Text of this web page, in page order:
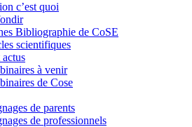
c’est quoi
Bibliographie de CoSE
scientifiques
à venir
de Cose
de parents
de professionnels